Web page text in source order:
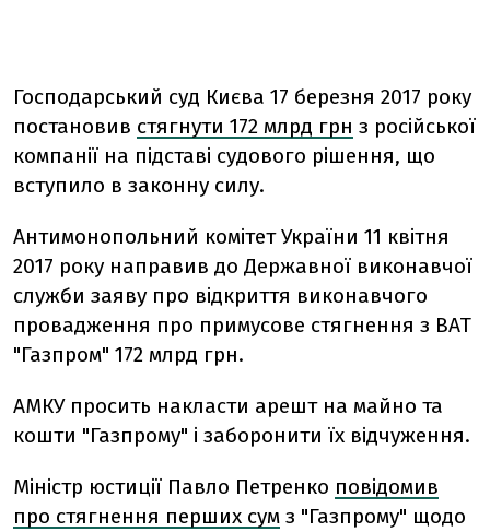
Господарський суд Києва 17 березня 2017 року
постановив стягнути 172 млрд грн з російської
компанії на підставі судового рішення, що
вступило в законну силу.
Антимонопольний комітет України 11 квітня
2017 року направив до Державної виконавчої
служби заяву про відкриття виконавчого
провадження про примусове стягнення з ВАТ
"Газпром" 172 млрд грн.
АМКУ просить накласти арешт на майно та
кошти "Газпрому" і заборонити їх відчуження.
Міністр юстиції Павло Петренко повідомив
про стягнення перших сум з "Газпрому" щодо